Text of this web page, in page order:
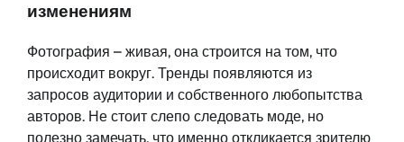
изменениям
Фотография – живая, она строится на том, что
происходит вокруг. Тренды появляются из
запросов аудитории и собственного любопытства
авторов. Не стоит слепо следовать моде, но
полезно замечать, что именно откликается зрителю